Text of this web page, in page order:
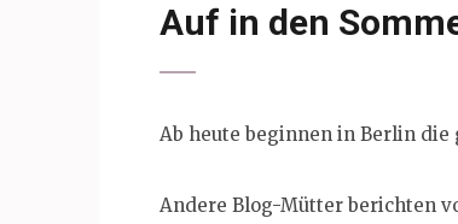
Auf in den
Ab heute beginnen in Berlin
Andere Blog-Mütter berichten